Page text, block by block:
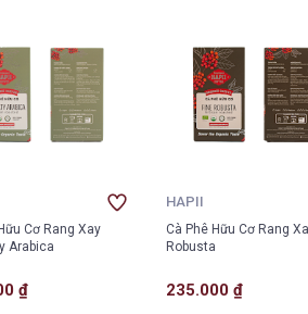
Cơ Rang Xay
Arabica
₫
HAPII
Cà Phê Hữu Cơ Rang
Robusta
235.000 ₫